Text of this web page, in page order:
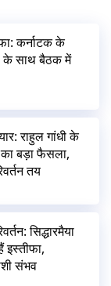
कर्नाटक के
के साथ बैठक में
राहुल गांधी के
का बड़ा फैसला,
तय
सिद्धारमैया
संभव